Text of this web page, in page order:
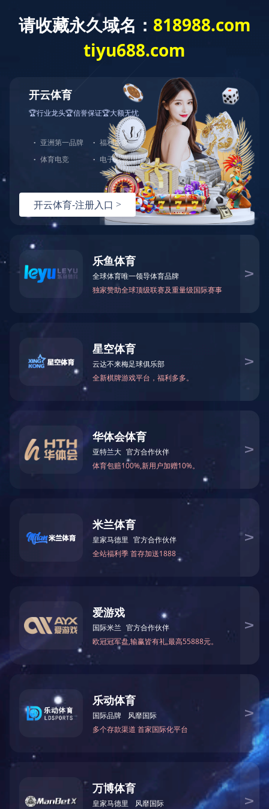
返回首页
昶东概况 发展历程 精英团队
资质荣誉 经营战略 业务板块